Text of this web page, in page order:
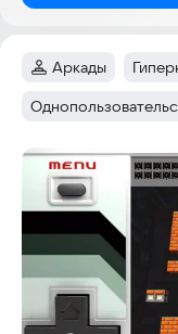
Категория:
Аркады Тег:
Тег: